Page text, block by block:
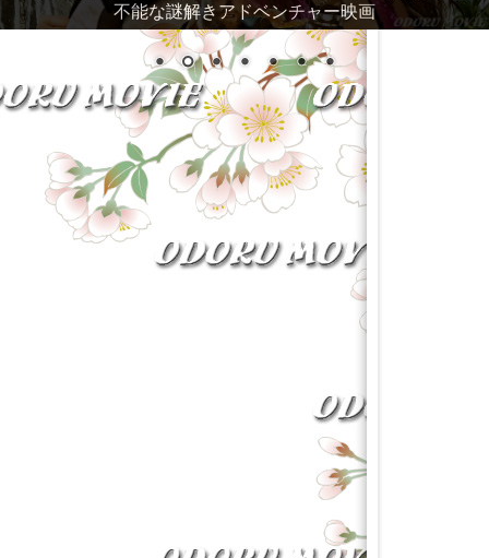
不能な謎解きアドベンチャー映画